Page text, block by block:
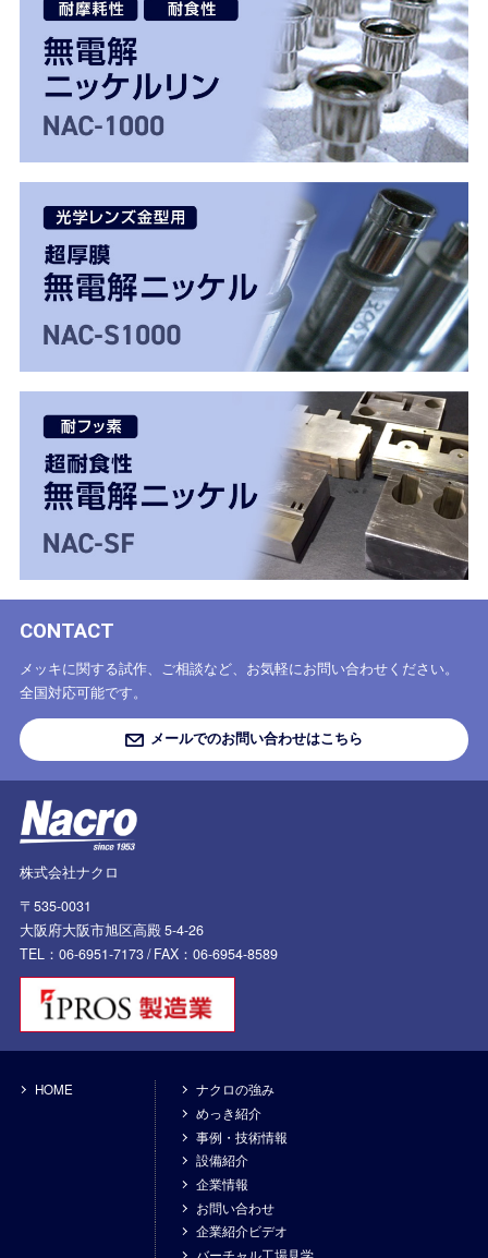
株式会社ナクロ
〒535-0031
大阪府大阪市旭区高殿 5-4-26
TEL：06-6951-7173 /FAX：06-6954-8589
CONTACT
メッキに関する試作、ご相談など、お気軽にお問い合わせください。
全国対応可能です。
メールでのお問い合わせはこちら
HOME
ナクロの強み
めっき紹介
事例・技術情報
設備紹介
企業情報
お問い合わせ
企業紹介ビデオ